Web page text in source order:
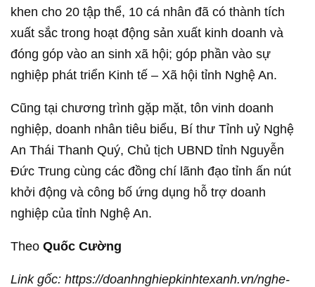
khen cho 20 tập thể, 10 cá nhân đã có thành tích
xuất sắc trong hoạt động sản xuất kinh doanh và
đóng góp vào an sinh xã hội; góp phần vào sự
nghiệp phát triển Kinh tế – Xã hội tỉnh Nghệ An.
Cũng tại chương trình gặp mặt, tôn vinh doanh
nghiệp, doanh nhân tiêu biểu, Bí thư Tỉnh uỷ Nghệ
An Thái Thanh Quý, Chủ tịch UBND tỉnh Nguyễn
Đức Trung cùng các đồng chí lãnh đạo tỉnh ấn nút
khởi động và công bố ứng dụng hỗ trợ doanh
nghiệp của tỉnh Nghệ An.
Theo Quốc Cường
Link gốc: https://doanhnghiepkinhtexanh.vn/nghe-